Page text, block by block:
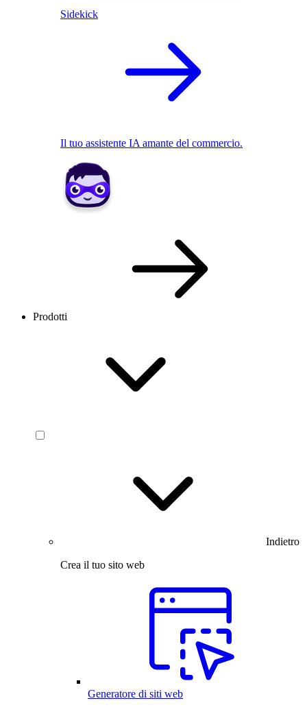
Sidekick
Il tuo assistente IA amante del commercio.
Prodotti
Indietro
Crea il tuo sito web
Generatore di siti web